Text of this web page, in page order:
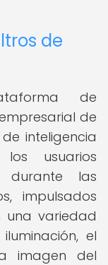
de
de
de
inteligencia
usuarios
durante las
impulsados
una variedad
el
imagen del